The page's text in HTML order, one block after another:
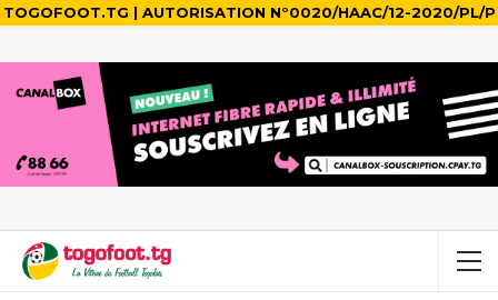
TOGOFOOT.TG | AUTORISATION N°0020/HAAC/12-2020/PL/P